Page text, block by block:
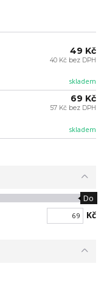
skladem
49 Kč
40 Kč bez DPH
skladem
69 Kč
57 Kč bez DPH
Do
Kč